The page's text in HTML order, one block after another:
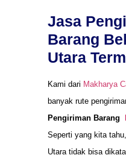
Jasa
Barang
Utara
Kami dari Makharya
banyak rute
Pengiriman Barang
Seperti yang kita
Utara tidak bisa